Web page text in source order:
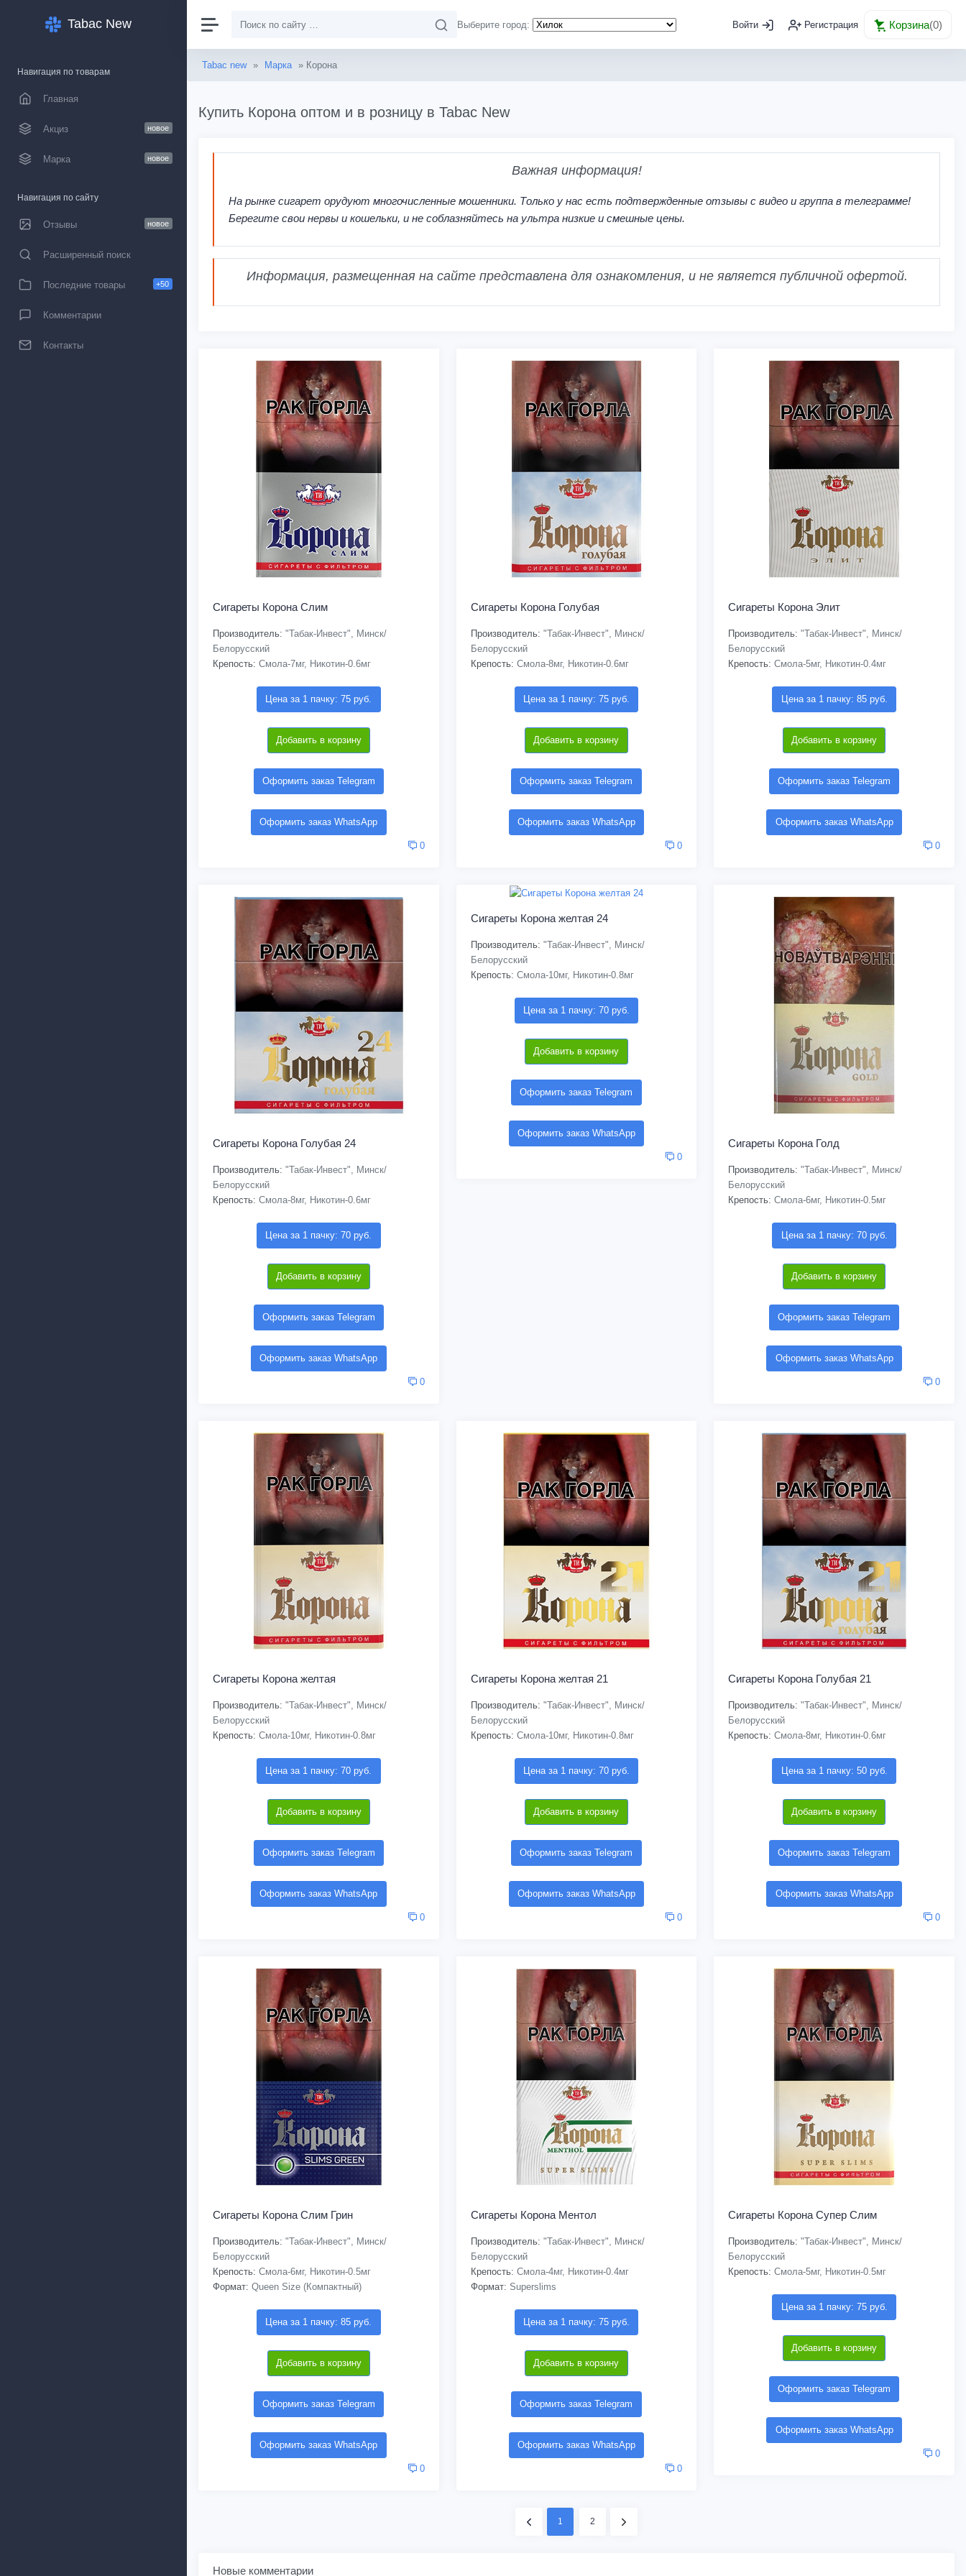
Tabac New
Навигация по товарам
Главная
Акциз новое
Марка новое
Навигация по сайту
Отзывы новое
Расширенный поиск
Последние товары +50
Комментарии
Контакты
Выберите город: Войти Регистрация Корзина(0)
Tabac new » Марка » Корона
Купить Корона оптом и в розницу в Tabac New
Важная информация!
На рынке сигарет орудуют многочисленные мошенники. Только у нас есть подтвержденные отзывы с видео и группа в телеграмме!
Берегите свои нервы и кошельки, и не соблазняйтесь на ультра низкие и смешные цены.
Информация, размещенная на сайте представлена для ознакомления, и не является публичной офертой.
Сигареты Корона Слим
Производитель: "Табак-Инвест", Минск/
Белорусский
Крепость: Смола-7мг, Никотин-0.6мг
Цена за 1 пачку: 75 руб.
Добавить в корзину
Оформить заказ Telegram
Оформить заказ WhatsApp
0
Сигареты Корона Голубая
Производитель: "Табак-Инвест", Минск/
Белорусский
Крепость: Смола-8мг, Никотин-0.6мг
Цена за 1 пачку: 75 руб.
Добавить в корзину
Оформить заказ Telegram
Оформить заказ WhatsApp
0
Сигареты Корона Элит
Производитель: "Табак-Инвест", Минск/
Белорусский
Крепость: Смола-5мг, Никотин-0.4мг
Цена за 1 пачку: 85 руб.
Добавить в корзину
Оформить заказ Telegram
Оформить заказ WhatsApp
0
Сигареты Корона Голубая 24
Производитель: "Табак-Инвест", Минск/
Белорусский
Крепость: Смола-8мг, Никотин-0.6мг
Цена за 1 пачку: 70 руб.
Добавить в корзину
Оформить заказ Telegram
Оформить заказ WhatsApp
0
Сигареты Корона желтая 24
Производитель: "Табак-Инвест", Минск/
Белорусский
Крепость: Смола-10мг, Никотин-0.8мг
Цена за 1 пачку: 70 руб.
Добавить в корзину
Оформить заказ Telegram
Оформить заказ WhatsApp
0
Сигареты Корона Голд
Производитель: "Табак-Инвест", Минск/
Белорусский
Крепость: Смола-6мг, Никотин-0.5мг
Цена за 1 пачку: 70 руб.
Добавить в корзину
Оформить заказ Telegram
Оформить заказ WhatsApp
0
Сигареты Корона желтая
Производитель: "Табак-Инвест", Минск/
Белорусский
Крепость: Смола-10мг, Никотин-0.8мг
Цена за 1 пачку: 70 руб.
Добавить в корзину
Оформить заказ Telegram
Оформить заказ WhatsApp
0
Сигареты Корона желтая 21
Производитель: "Табак-Инвест", Минск/
Белорусский
Крепость: Смола-10мг, Никотин-0.8мг
Цена за 1 пачку: 70 руб.
Добавить в корзину
Оформить заказ Telegram
Оформить заказ WhatsApp
0
Сигареты Корона Голубая 21
Производитель: "Табак-Инвест", Минск/
Белорусский
Крепость: Смола-8мг, Никотин-0.6мг
Цена за 1 пачку: 50 руб.
Добавить в корзину
Оформить заказ Telegram
Оформить заказ WhatsApp
0
Сигареты Корона Слим Грин
Производитель: "Табак-Инвест", Минск/
Белорусский
Крепость: Смола-6мг, Никотин-0.5мг
Формат: Queen Size (Компактный)
Цена за 1 пачку: 85 руб.
Добавить в корзину
Оформить заказ Telegram
Оформить заказ WhatsApp
0
Сигареты Корона Ментол
Производитель: "Табак-Инвест", Минск/
Белорусский
Крепость: Смола-4мг, Никотин-0.4мг
Формат: Superslims
Цена за 1 пачку: 75 руб.
Добавить в корзину
Оформить заказ Telegram
Оформить заказ WhatsApp
0
Сигареты Корона Супер Слим
Производитель: "Табак-Инвест", Минск/
Белорусский
Крепость: Смола-5мг, Никотин-0.5мг
Цена за 1 пачку: 75 руб.
Добавить в корзину
Оформить заказ Telegram
Оформить заказ WhatsApp
0
1 2
Новые комментарии